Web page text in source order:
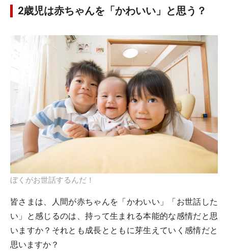
2歳児は赤ちゃんを「かわいい」と思う？
ぼくがお世話するんだ！
皆さまは、人間が赤ちゃんを「かわいい」「お世話した
い」と感じるのは、持って生まれる本能的な感情だと思
いますか？それとも成長とともに芽生えていく感情だと
思いますか？